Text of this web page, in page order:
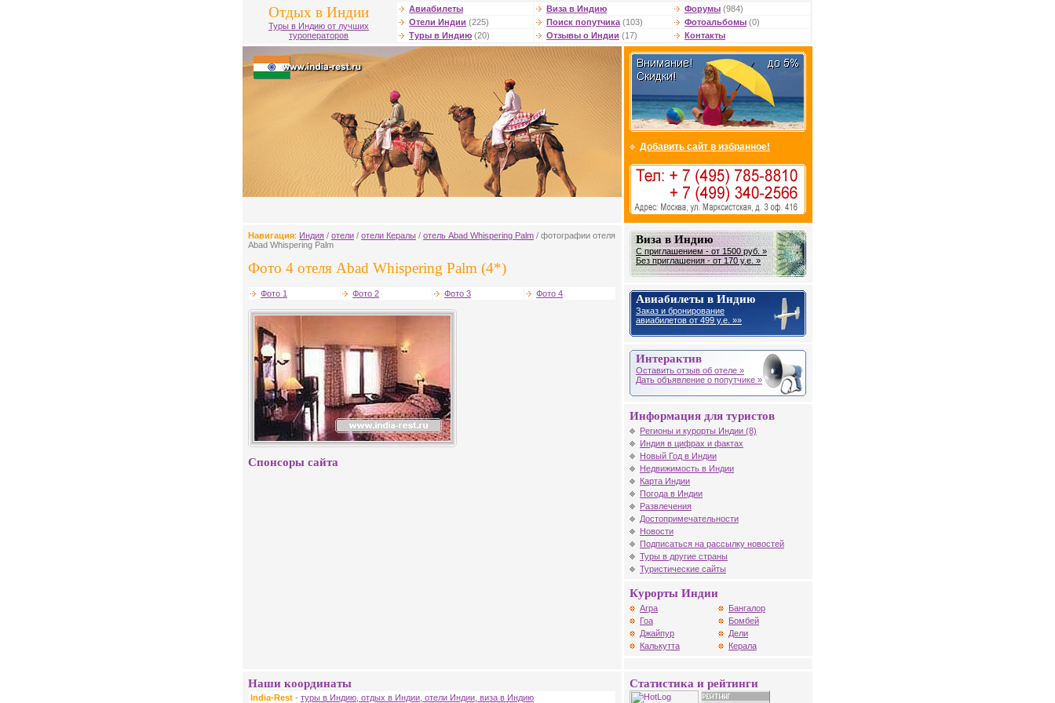
Отдых в Индии
Туры в Индию от лучших
туроператоров
Авиабилеты Виза в Индию Форумы (984)
Отели Индии (225) Поиск попутчика (103) Фотоальбомы (0)
Туры в Индию (20) Отзывы о Индии (17) Контакты
Добавить сайт в избранное!
Навигация: Индия / отели / отели Кералы / отель Abad Whispering Palm / фотографии отеля
Abad Whispering Palm
Фото 4 отеля Abad Whispering Palm (4*)
Фото 1 Фото 2 Фото 3 Фото 4
Спонсоры сайта
Виза в Индию
С приглашением - от 1500 руб. »
Без приглашения - от 170 у.е. »
Авиабилеты в Индию
Заказ и бронирование
авиабилетов от 499 у.е. »»
Интерактив
Оставить отзыв об отеле »
Дать объявление о попутчике »
Информация для туристов
Регионы и курорты Индии (8)
Индия в цифрах и фактах
Новый Год в Индии
Недвижимость в Индии
Карта Индии
Погода в Индии
Развлечения
Достопримечательности
Новости
Подписаться на рассылку новостей
Туры в другие страны
Туристические сайты
Курорты Индии
Агра
Гоа
Джайпур
Калькутта
Бангалор
Бомбей
Дели
Керала
Наши координаты
India-Rest - туры в Индию, отдых в Индии, отели Индии, виза в Индию
Статистика и рейтинги